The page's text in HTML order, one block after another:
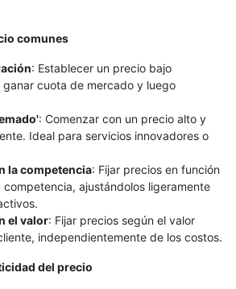
comunes
: Establecer un precio bajo
ganar cuota de mercado y luego
: Comenzar con un precio alto y
Ideal para servicios innovadores o
la competencia: Fijar precios en función
competencia, ajustándolos ligeramente
el valor: Fijar precios según el valor
independientemente de los costos.
del precio